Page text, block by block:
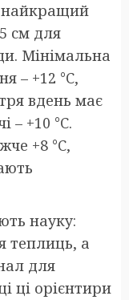
найкращий
см для
Мінімальна
– +12 °C,
вдень має
– +10 °C.
+8 °C,
науку:
теплиць, а
для
ці орієнтири